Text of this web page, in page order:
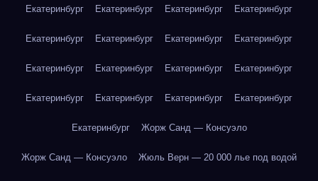
Екатеринбург Екатеринбург Екатеринбург Екатеринбург
Екатеринбург Екатеринбург Екатеринбург Екатеринбург
Екатеринбург Екатеринбург Екатеринбург Екатеринбург
Екатеринбург Екатеринбург Екатеринбург Екатеринбург
Екатеринбург Жорж Санд — Консуэло
Жорж Санд — Консуэло Жюль Верн — 20 000 лье под водой